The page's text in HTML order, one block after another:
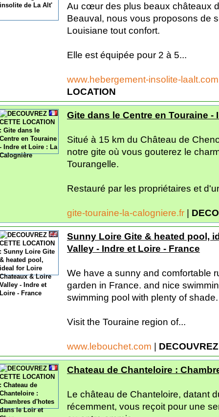
Au cœur des plus beaux châteaux
Beauval, nous vous proposons de
Louisiane tout confort.
Elle est équipée pour 2 à 5...
www.hebergement-insolite-
LOCATION
Gite dans le Centre en Touraine
Situé à 15 km du Château de
notre gite où vous gouterez le
Tourangelle.
Restauré par les propriétaires et
gite-touraine-la-calogniere.fr |
Sunny Loire Gite & heated pool,
Valley - Indre et Loire - France
We have a sunny and comfortable
garden in France. and nice
swimming pool with plenty of shade.
Visit the Touraine region of...
www.lebouchet.com |
Chateau de Chanteloire :
Le château de Chanteloire, datant
récemment, vous reçoit pour une